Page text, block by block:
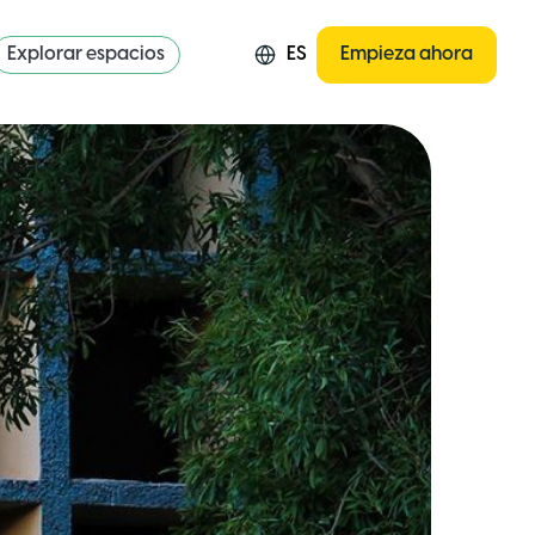
Explorar espacios ES Empieza ahora